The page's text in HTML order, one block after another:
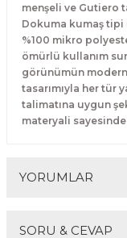
menşeli ve Gutiero
Dokuma kumaş tipi
%100 mikro
ömürlü kullanım
görünümün
tasarımıyla her tür
talimatına uygun
materyali sayesinde
YORUMLAR
SORU & CEVAP